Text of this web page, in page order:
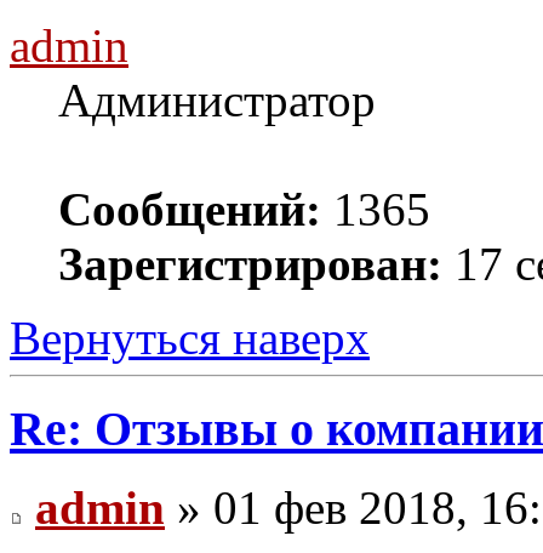
admin
Администратор
Сообщений: 1365
Зарегистрирован: 17
Вернуться наверх
Re: Отзывы о компании
admin » 01 фев 2018,